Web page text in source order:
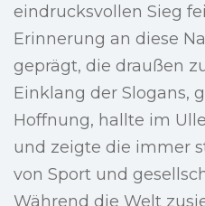
eindrucksvollen Sieg
Erinnerung an diese
geprägt, die draußen
Einklang der Slogans,
Hoffnung, hallte im
und zeigte die immer
von Sport und
Während die Welt